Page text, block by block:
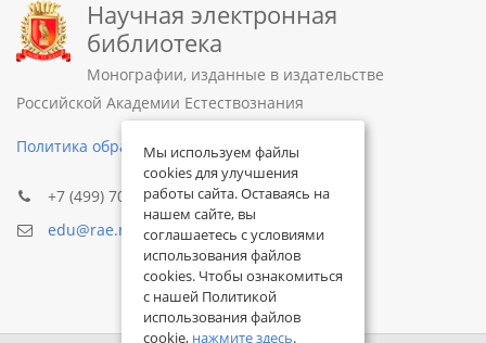
Научная электронная
библиотека
Монографии, изданные в издательстве
Российской Академии Естествознания
Политика обработки персональных данных
+7 (499) 705-72-30
edu@rae.ru
Мы используем файлы
cookies для улучшения
работы сайта. Оставаясь на
нашем сайте, вы
соглашаетесь с условиями
использования файлов
cookies. Чтобы ознакомиться
с нашей Политикой
использования файлов
cookie, нажмите здесь.